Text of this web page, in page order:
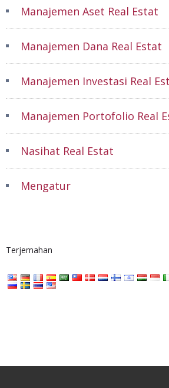
Manajemen Aset Real Estat
Manajemen Dana Real Estat
Manajemen Investasi Real
Manajemen Portofolio Real
Nasihat Real Estat
Mengatur
Terjemahan